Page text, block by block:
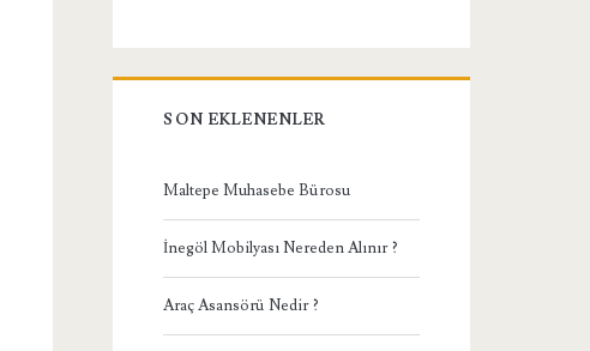
SON EKLENENLER
Maltepe Muhasebe Bürosu
İnegöl Mobilyası Nereden Alınır ?
Araç Asansörü Nedir ?